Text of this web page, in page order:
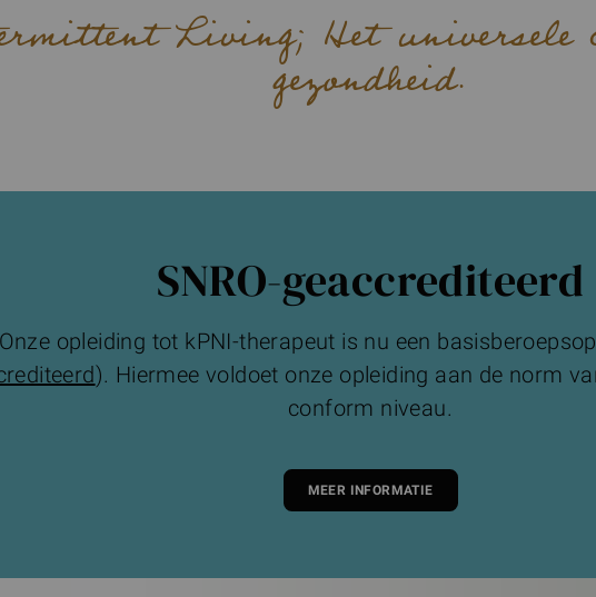
Living; Het universele
gezondheid.
SNRO-geaccrediteerd
Onze opleiding tot kPNI-therapeut is nu een
). Hiermee voldoet onze opleiding aan de norm
conform niveau.
MEER INFORMATIE